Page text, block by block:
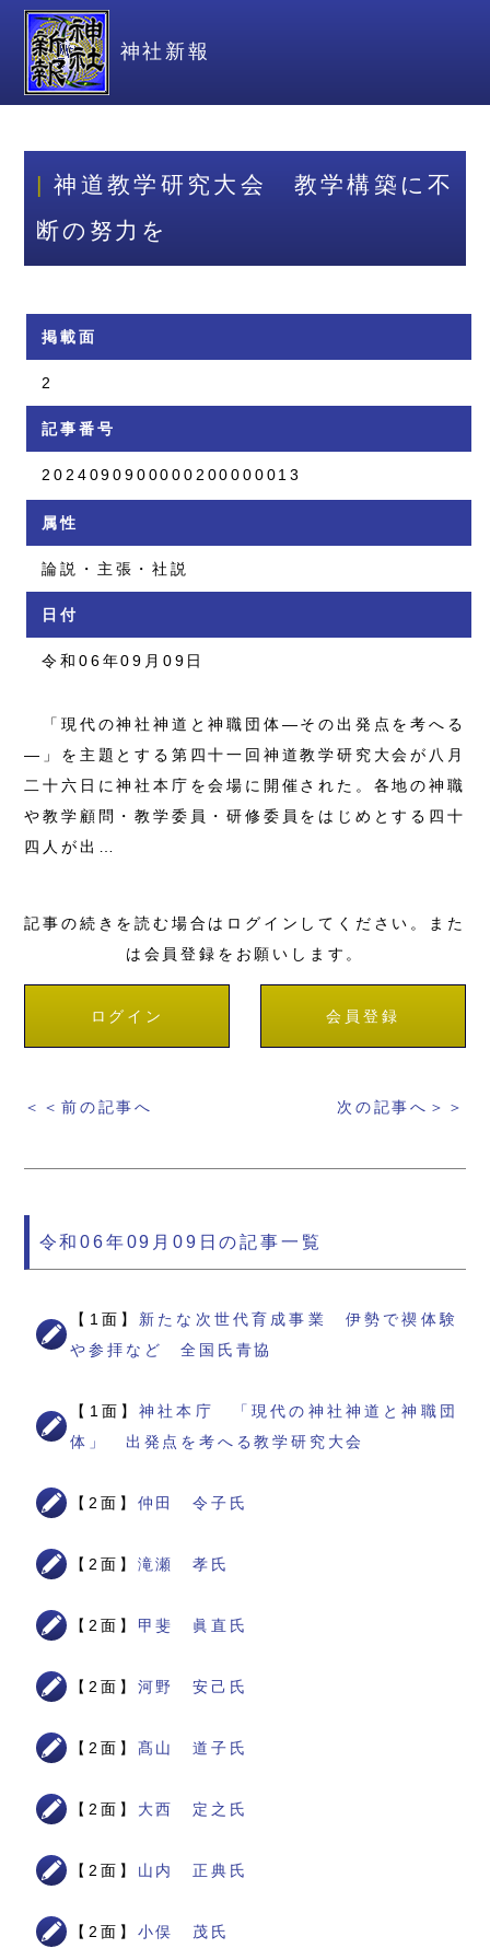
神社新報
神道教学研究大会 教学構築に不
断の努力を
掲載面
2
記事番号
2024090900000200000013
属性
論説・主張・社説
日付
令和06年09月09日
「現代の神社神道と神職団体―その出発点を考へる
―」を主題とする第四十一回神道教学研究大会が八月
二十六日に神社本庁を会場に開催された。各地の神職
や教学顧問・教学委員・研修委員をはじめとする四十
四人が出…
記事の続きを読む場合はログインしてください。また
は会員登録をお願いします。
ログイン 会員登録
＜＜前の記事へ 次の記事へ＞＞
令和06年09月09日の記事一覧
【1面】 新たな次世代育成事業 伊勢で禊体験
や参拝など 全国氏青協
【1面】神社本庁 「現代の神社神道と神職団
体」 出発点を考へる教学研究大会
【2面】 仲田 令子氏
【2面】 滝瀬 孝氏
【2面】 甲斐 眞直氏
【2面】 河野 安己氏
【2面】 髙山 道子氏
【2面】 大西 定之氏
【2面】 山内 正典氏
【2面】 小俣 茂氏